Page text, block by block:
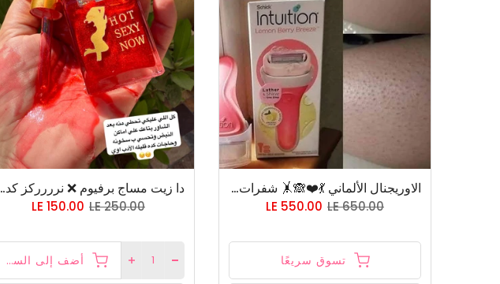
الاوريجنال الألماني 💃❤️🙈🤸 شفراتIntuition🥹🤽 بتخلص اول ماتوصل بديل الليزر 👌 ومزودة بخلاصة الصبار وفيتامين e
LE 650.00
LE 550.00
تسوق سريعًا
دا زيت مساج برفيوم ❌ نرررركز كدة😱😱 يعني زيت اويل عطري
LE 250.00
LE 150.00
أضف إلى السلة